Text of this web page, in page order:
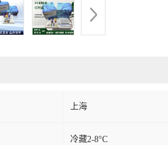
上海
冷藏2-8°C